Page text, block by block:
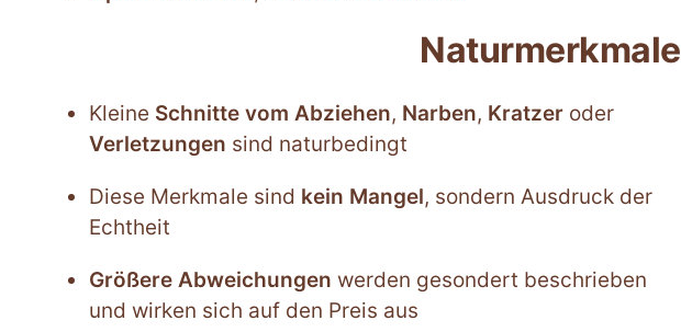
Naturmerkmale
Kleine Schnitte vom Abziehen, Narben, Kratzeroder
Verletzungen sind naturbedingt
Diese Merkmale sind kein Mangel, sondern Ausdruck der
Echtheit
Größere Abweichungen werden gesondert beschrieben
und wirken sich auf den Preis aus